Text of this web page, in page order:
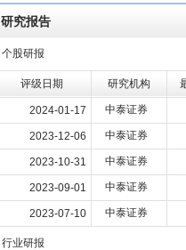
研究报告
个股研报
评级日期 研究机构
2024-01-17 中泰证券
2023-12-06 中泰证券
2023-10-31 中泰证券
2023-09-01 中泰证券
2023-07-10 中泰证券
行业研报